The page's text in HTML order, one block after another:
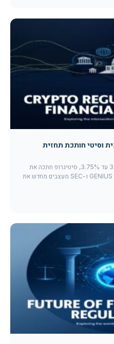
וסיטי חותכת תחזית
הבנק הפדרלי הותיר את הריבית על 3.5% עד 3.75%, סיטיגרופ חתכה את
תחזית הביטקוין ל-82,000 דולר, וחוקי GENIUS ו-SEC מעצבים מחדש את